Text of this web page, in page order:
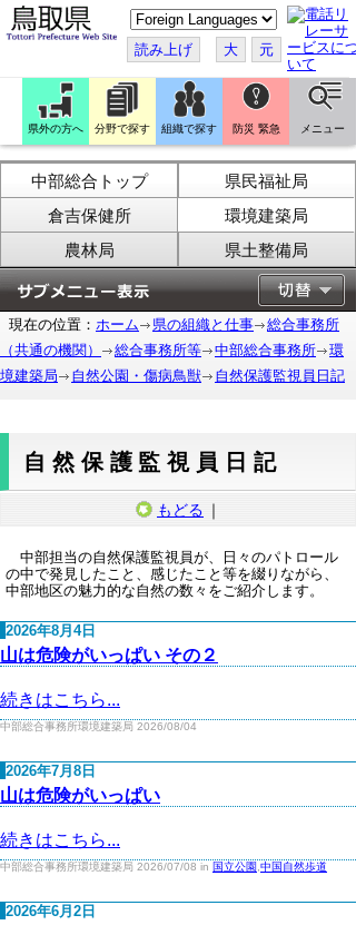
こ
の
ペ
ー
ジ
翻
訳
す
る
読み上げ 大 元
県外の方へ 分野で探す 組織で探す 防災 緊急 メニュー
中部総合トップ
県民福祉局
倉吉保健所
環境建築局
農林局
県土整備局
現在の位置： ホーム 県の組織と仕事
総合事務所
（共通の機関）
総合事務所等 中部総合事務所
環
境建築局
自然公園・傷病鳥獣 自然保護監視員日記
自然保護監視員日記
もどる ｜
中部担当の自然保護監視員が、日々のパトロール
の中で発見したこと、感じたこと等を綴りながら、
中部地区の魅力的な自然の数々をご紹介します。
2026年8月4日
山は危険がいっぱい その２
続きはこちら...
中部総合事務所環境建築局 2026/08/04
2026年7月8日
山は危険がいっぱい
続きはこちら...
中部総合事務所環境建築局 2026/07/08 in 国立公園 中国自然歩道
2026年6月2日